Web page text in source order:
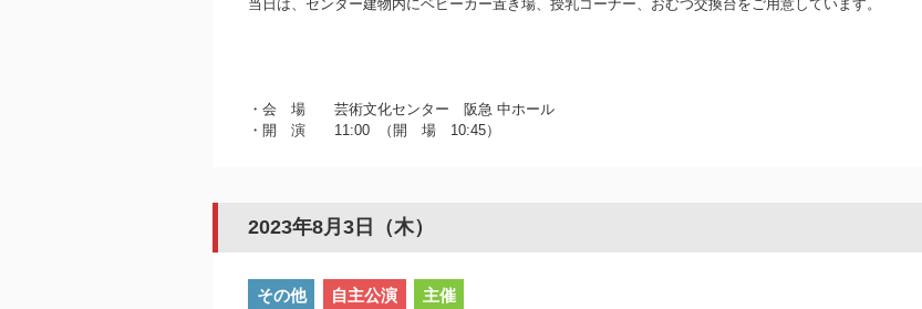
当日は、センター建物内にベビーカー置き場、授乳コーナー、おむつ交換台をご用意しています。
・会 場 芸術文化センター 阪急 中ホール
・開 演 11:00 （開 場 10:45）
2023年8月3日（木）
その他 自主公演 主催